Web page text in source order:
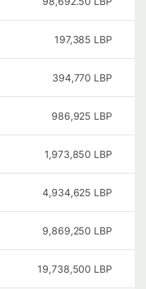
197,385 LBP
394,770 LBP
986,925 LBP
1,973,850 LBP
4,934,625 LBP
9,869,250 LBP
19,738,500 LBP